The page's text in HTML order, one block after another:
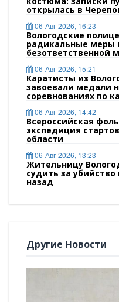
открылась в
06-Авг-2026, 16:23
Вологодские
радикальные меры
безответственной
06-Авг-2026, 15:21
Каратисты из
завоевали медали
соревнованиях по
06-Авг-2026, 14:42
Всероссийская
экспедиция
области
06-Авг-2026, 13:23
Жительницу
судить за
назад
Другие Новости